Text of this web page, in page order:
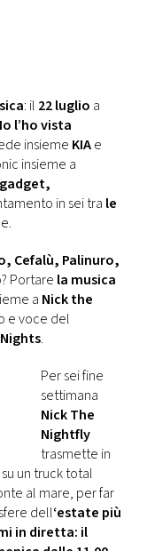
: il 22 luglio a
Io l’ho vista
insieme KIAe
insieme a
in sei tra le
Cefalù, Palinuro,
Portare la musica
a Nick the
e voce del
.
Per sei fine
settimana
Nick The
Nightfly
trasmette in
un truck total
al mare, per far
dell‘estate più
in diretta: il